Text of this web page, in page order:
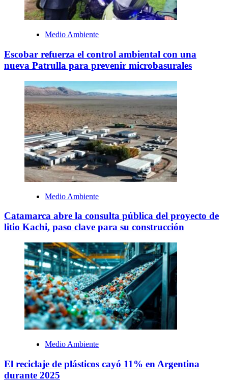
Medio Ambiente
Escobar refuerza el control ambiental con una
nueva Patrulla para prevenir microbasurales
Medio Ambiente
Catamarca abre la consulta pública del proyecto de
litio Kachi, paso clave para su construcción
Medio Ambiente
El reciclaje de plásticos cayó 11% en Argentina
durante 2025